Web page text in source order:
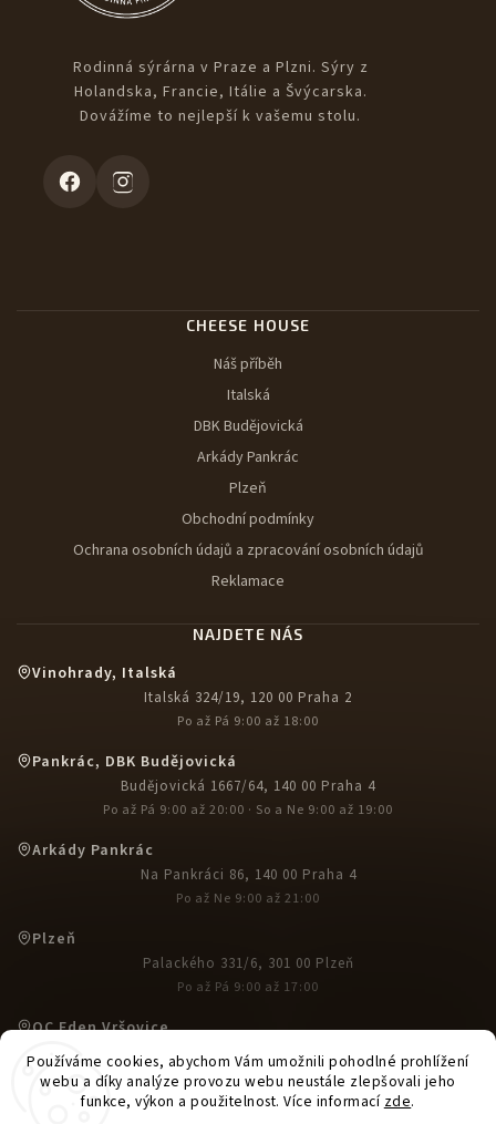
Používáme cookies, abychom Vám umožnili pohodlné prohlížení
webu a díky analýze provozu webu neustále zlepšovali jeho
funkce, výkon a použitelnost. Více informací zde.
Rodinná sýrárna v Praze a Plzni. Sýry z
Holandska, Francie, Itálie a Švýcarska.
Dovážíme to nejlepší k vašemu stolu.
CHEESE HOUSE
Náš příběh
Italská
DBK Budějovická
Arkády Pankrác
Plzeň
Obchodní podmínky
Ochrana osobních údajů a zpracování osobních údajů
Reklamace
NAJDETE NÁS
Vinohrady, Italská
Italská 324/19, 120 00 Praha 2
Po až Pá 9:00 až 18:00
Pankrác, DBK Budějovická
Budějovická 1667/64, 140 00 Praha 4
Po až Pá 9:00 až 20:00 · So a Ne 9:00 až 19:00
Arkády Pankrác
Na Pankráci 86, 140 00 Praha 4
Po až Ne 9:00 až 21:00
Plzeň
Palackého 331/6, 301 00 Plzeň
Po až Pá 9:00 až 17:00
OC Eden Vršovice
U Slavie 1527, 100 00 Praha 10-Vršovice
Po až Ne 9:00 až 21:00